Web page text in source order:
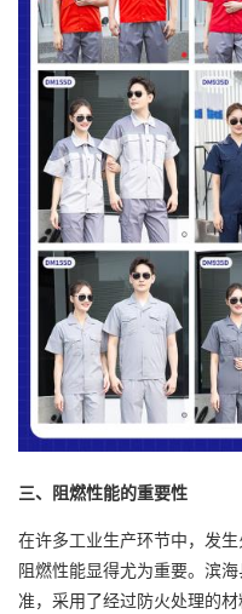
三、阻燃性能的重要性
在许多工业生产环节中，发
阻燃性能显得尤为重要。滨
准，采用了经过防火处理的